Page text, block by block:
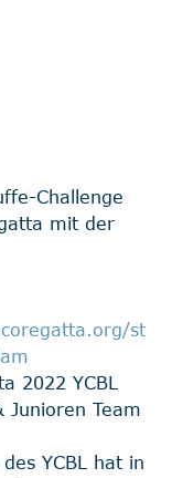
Challenge
mit der
st
2022 YCBL
Junioren Team
YCBL hat in